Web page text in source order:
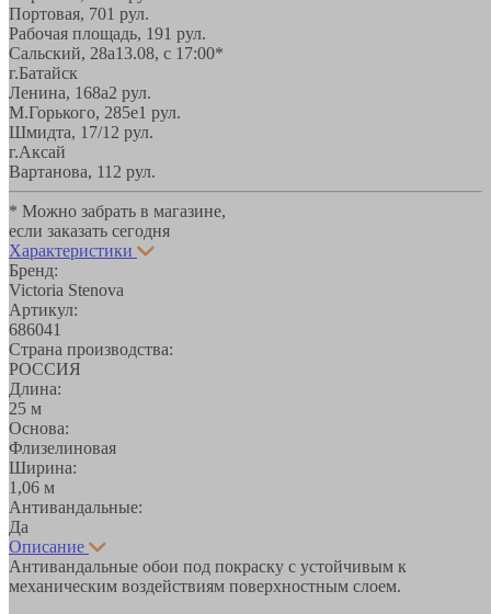
Портовая, 701 рул.
Рабочая площадь, 191 рул.
Сальский, 28a13.08, с 17:00*
г.Батайск
Ленина, 168а2 рул.
М.Горького, 285е1 рул.
Шмидта, 17/1 2 рул.
г.Аксай
Вартанова, 11 2 рул.
* Можно забрать в магазине,
если заказать сегодня
Характеристики
Бренд:
Victoria Stenova
Артикул:
686041
Страна производства:
РОССИЯ
Длина:
25 м
Основа:
Флизелиновая
Ширина:
1,06 м
Антивандальные:
Да
Описание
Антивандальные обои под покраску с устойчивым к
механическим воздействиям поверхностным слоем.